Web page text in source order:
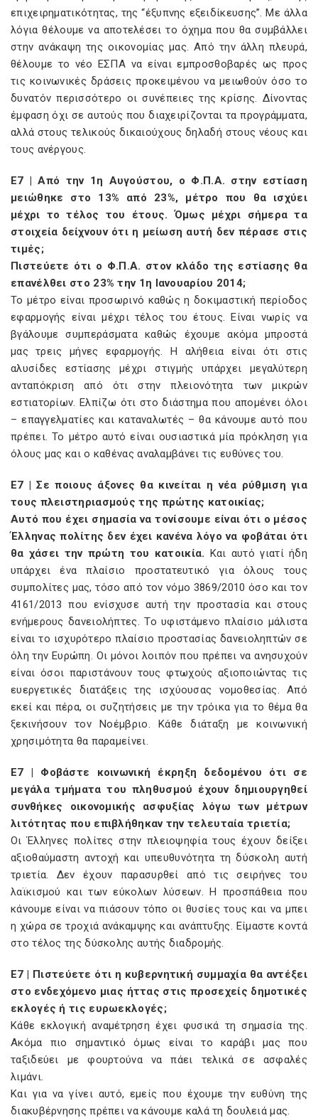
επιχειρηματικότητας, της “έξυπνης εξειδίκευσης”. Με άλλα
λόγια θέλουμε να αποτελέσει το όχημα που θα συμβάλλει
στην ανάκαψη της οικονομίας μας. Από την άλλη πλευρά,
θέλουμε το νέο ΕΣΠΑ να είναι εμπροσθοβαρές ως προς
τις κοινωνικές δράσεις προκειμένου να μειωθούν όσο το
δυνατόν περισσότερο οι συνέπειες της κρίσης. Δίνοντας
έμφαση όχι σε αυτούς που διαχειρίζονται τα προγράμματα,
αλλά στους τελικούς δικαιούχους δηλαδή στους νέους και
τους ανέργους.
E7 | Από την 1η Αυγούστου, ο Φ.Π.Α. στην εστίαση
μειώθηκε στο 13% από 23%, μέτρο που θα ισχύει
μέχρι το τέλος του έτους. Όμως μέχρι σήμερα τα
στοιχεία δείχνουν ότι η μείωση αυτή δεν πέρασε στις
τιμές;
Πιστεύετε ότι ο Φ.Π.Α. στον κλάδο της εστίασης θα
επανέλθει στο 23% την 1η Ιανουαρίου 2014;
Το μέτρο είναι προσωρινό καθώς η δοκιμαστική περίοδος
εφαρμογής είναι μέχρι τέλος του έτους. Είναι νωρίς να
βγάλουμε συμπεράσματα καθώς έχουμε ακόμα μπροστά
μας τρεις μήνες εφαρμογής. Η αλήθεια είναι ότι στις
αλυσίδες εστίασης μέχρι στιγμής υπάρχει μεγαλύτερη
ανταπόκριση από ότι στην πλειονότητα των μικρών
εστιατορίων. Ελπίζω ότι στο διάστημα που απομένει όλοι
– επαγγελματίες και καταναλωτές – θα κάνουμε αυτό που
πρέπει. Το μέτρο αυτό είναι ουσιαστικά μία πρόκληση για
όλους μας και ο καθένας αναλαμβάνει τις ευθύνες του.
E7 | Σε ποιους άξονες θα κινείται η νέα ρύθμιση για
τους πλειστηριασμούς της πρώτης κατοικίας;
Αυτό που έχει σημασία να τονίσουμε είναι ότι ο μέσος
Έλληνας πολίτης δεν έχει κανένα λόγο να φοβάται ότι
θα χάσει την πρώτη του κατοικία. Και αυτό γιατί ήδη
υπάρχει ένα πλαίσιο προστατευτικό για όλους τους
συμπολίτες μας, τόσο από τον νόμο 3869/2010 όσο και τον
4161/2013 που ενίσχυσε αυτή την προστασία και στους
ενήμερους δανειολήπτες. Το υφιστάμενο πλαίσιο μάλιστα
είναι το ισχυρότερο πλαίσιο προστασίας δανειοληπτών σε
όλη την Ευρώπη. Οι μόνοι λοιπόν που πρέπει να ανησυχούν
είναι όσοι παριστάνουν τους φτωχούς αξιοποιώντας τις
ευεργετικές διατάξεις της ισχύουσας νομοθεσίας. Από
εκεί και πέρα, οι συζητήσεις με την τρόικα για το θέμα θα
ξεκινήσουν τον Νοέμβριο. Κάθε διάταξη με κοινωνική
χρησιμότητα θα παραμείνει.
E7 | Φοβάστε κοινωνική έκρηξη δεδομένου ότι σε
μεγάλα τμήματα του πληθυσμού έχουν δημιουργηθεί
συνθήκες οικονομικής ασφυξίας λόγω των μέτρων
λιτότητας που επιβλήθηκαν την τελευταία τριετία;
Οι Έλληνες πολίτες στην πλειοψηφία τους έχουν δείξει
αξιοθαύμαστη αντοχή και υπευθυνότητα τη δύσκολη αυτή
τριετία. Δεν έχουν παρασυρθεί από τις σειρήνες του
λαϊκισμού και των εύκολων λύσεων. Η προσπάθεια που
κάνουμε είναι να πιάσουν τόπο οι θυσίες τους και να μπει
η χώρα σε τροχιά ανάκαμψης και ανάπτυξης. Είμαστε κοντά
στο τέλος της δύσκολης αυτής διαδρομής.
E7 | Πιστεύετε ότι η κυβερνητική συμμαχία θα αντέξει
στο ενδεχόμενο μιας ήττας στις προσεχείς δημοτικές
εκλογές ή τις ευρωεκλογές;
Κάθε εκλογική αναμέτρηση έχει φυσικά τη σημασία της.
Ακόμα πιο σημαντικό όμως είναι το καράβι μας που
ταξιδεύει με φουρτούνα να πάει τελικά σε ασφαλές
λιμάνι.
Και για να γίνει αυτό, εμείς που έχουμε την ευθύνη της
διακυβέρνησης πρέπει να κάνουμε καλά τη δουλειά μας.